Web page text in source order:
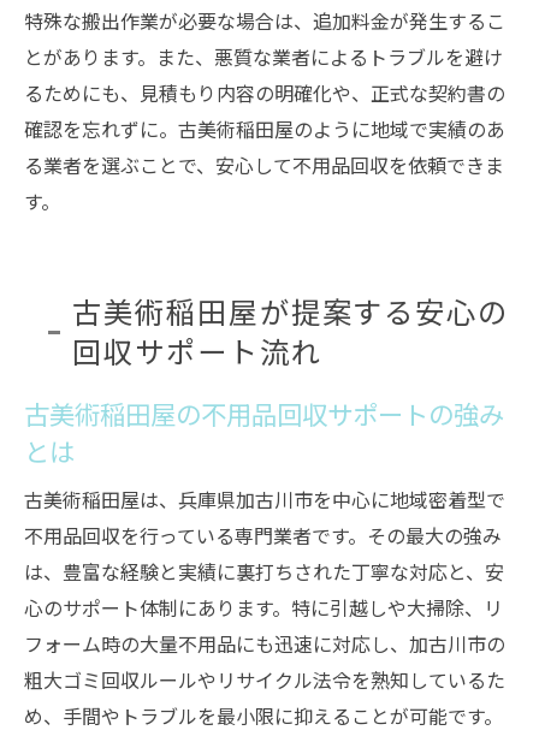
特殊な搬出作業が必要な場合は、追加料金が発生するこ
とがあります。また、悪質な業者によるトラブルを避け
るためにも、見積もり内容の明確化や、正式な契約書の
確認を忘れずに。古美術稲田屋のように地域で実績のあ
る業者を選ぶことで、安心して不用品回収を依頼できま
す。
古美術稲田屋が提案する安心の
回収サポート流れ
古美術稲田屋の不用品回収サポートの強み
とは
古美術稲田屋は、兵庫県加古川市を中心に地域密着型で
不用品回収を行っている専門業者です。その最大の強み
は、豊富な経験と実績に裏打ちされた丁寧な対応と、安
心のサポート体制にあります。特に引越しや大掃除、リ
フォーム時の大量不用品にも迅速に対応し、加古川市の
粗大ゴミ回収ルールやリサイクル法令を熟知しているた
め、手間やトラブルを最小限に抑えることが可能です。